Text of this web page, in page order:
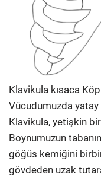
Klavikula kısaca
Vücudumuzda
Klavikula, yetişkin
Boynumuzun
göğüs kemiğini
gövdeden uzak